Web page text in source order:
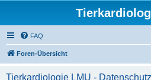
FAQ
Foren-Übersicht
Tierkardiologie LMU -